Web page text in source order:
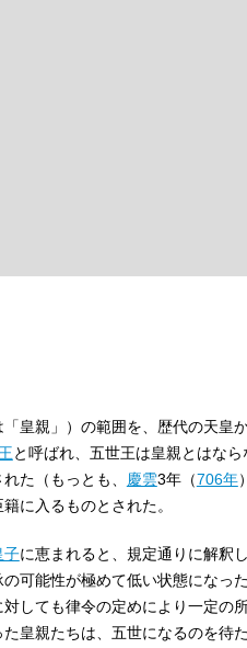
皇親」）の範囲を、歴代の天皇
と呼ばれ、五世王は皇親とはな
た（もっとも、 慶雲3年（706年
に入るものとされた。
子に恵まれると、規定通りに解釈
可能性が極めて低い状態になっ
しても律令の定めにより一定の
皇親たちは、五世になるのを待